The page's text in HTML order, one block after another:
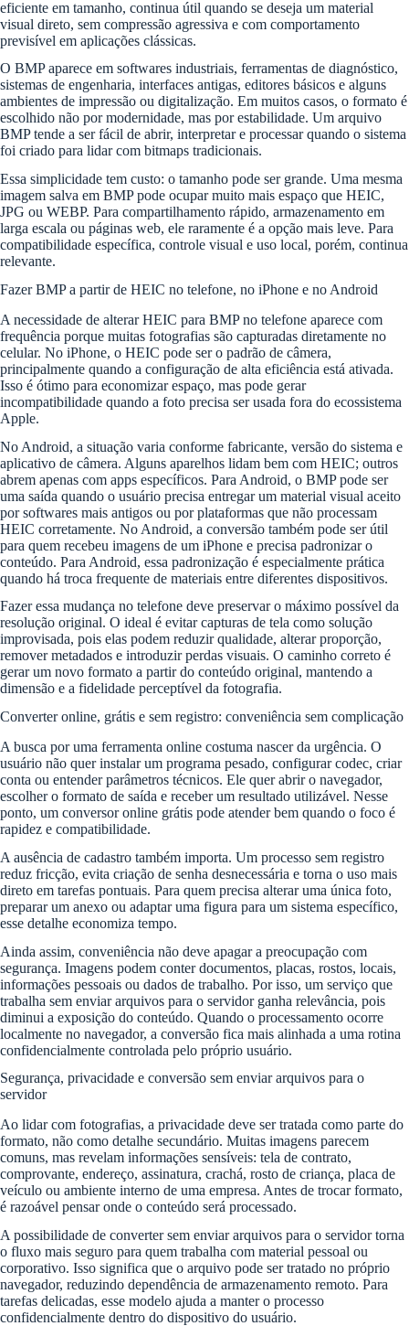
eficiente em tamanho, continua útil quando se deseja um material
visual direto, sem compressão agressiva e com comportamento
previsível em aplicações clássicas.
O BMP aparece em softwares industriais, ferramentas de diagnóstico,
sistemas de engenharia, interfaces antigas, editores básicos e alguns
ambientes de impressão ou digitalização. Em muitos casos, o formato é
escolhido não por modernidade, mas por estabilidade. Um arquivo
BMP tende a ser fácil de abrir, interpretar e processar quando o sistema
foi criado para lidar com bitmaps tradicionais.
Essa simplicidade tem custo: o tamanho pode ser grande. Uma mesma
imagem salva em BMP pode ocupar muito mais espaço que HEIC,
JPG ou WEBP. Para compartilhamento rápido, armazenamento em
larga escala ou páginas web, ele raramente é a opção mais leve. Para
compatibilidade específica, controle visual e uso local, porém, continua
relevante.
Fazer BMP a partir de HEIC no telefone, no iPhone e no Android
A necessidade de alterar HEIC para BMP no telefone aparece com
frequência porque muitas fotografias são capturadas diretamente no
celular. No iPhone, o HEIC pode ser o padrão de câmera,
principalmente quando a configuração de alta eficiência está ativada.
Isso é ótimo para economizar espaço, mas pode gerar
incompatibilidade quando a foto precisa ser usada fora do ecossistema
Apple.
No Android, a situação varia conforme fabricante, versão do sistema e
aplicativo de câmera. Alguns aparelhos lidam bem com HEIC; outros
abrem apenas com apps específicos. Para Android, o BMP pode ser
uma saída quando o usuário precisa entregar um material visual aceito
por softwares mais antigos ou por plataformas que não processam
HEIC corretamente. No Android, a conversão também pode ser útil
para quem recebeu imagens de um iPhone e precisa padronizar o
conteúdo. Para Android, essa padronização é especialmente prática
quando há troca frequente de materiais entre diferentes dispositivos.
Fazer essa mudança no telefone deve preservar o máximo possível da
resolução original. O ideal é evitar capturas de tela como solução
improvisada, pois elas podem reduzir qualidade, alterar proporção,
remover metadados e introduzir perdas visuais. O caminho correto é
gerar um novo formato a partir do conteúdo original, mantendo a
dimensão e a fidelidade perceptível da fotografia.
Converter online, grátis e sem registro: conveniência sem complicação
A busca por uma ferramenta online costuma nascer da urgência. O
usuário não quer instalar um programa pesado, configurar codec, criar
conta ou entender parâmetros técnicos. Ele quer abrir o navegador,
escolher o formato de saída e receber um resultado utilizável. Nesse
ponto, um conversor online grátis pode atender bem quando o foco é
rapidez e compatibilidade.
A ausência de cadastro também importa. Um processo sem registro
reduz fricção, evita criação de senha desnecessária e torna o uso mais
direto em tarefas pontuais. Para quem precisa alterar uma única foto,
preparar um anexo ou adaptar uma figura para um sistema específico,
esse detalhe economiza tempo.
Ainda assim, conveniência não deve apagar a preocupação com
segurança. Imagens podem conter documentos, placas, rostos, locais,
informações pessoais ou dados de trabalho. Por isso, um serviço que
trabalha sem enviar arquivos para o servidor ganha relevância, pois
diminui a exposição do conteúdo. Quando o processamento ocorre
localmente no navegador, a conversão fica mais alinhada a uma rotina
confidencialmente controlada pelo próprio usuário.
Segurança, privacidade e conversão sem enviar arquivos para o
servidor
Ao lidar com fotografias, a privacidade deve ser tratada como parte do
formato, não como detalhe secundário. Muitas imagens parecem
comuns, mas revelam informações sensíveis: tela de contrato,
comprovante, endereço, assinatura, crachá, rosto de criança, placa de
veículo ou ambiente interno de uma empresa. Antes de trocar formato,
é razoável pensar onde o conteúdo será processado.
A possibilidade de converter sem enviar arquivos para o servidor torna
o fluxo mais seguro para quem trabalha com material pessoal ou
corporativo. Isso significa que o arquivo pode ser tratado no próprio
navegador, reduzindo dependência de armazenamento remoto. Para
tarefas delicadas, esse modelo ajuda a manter o processo
confidencialmente dentro do dispositivo do usuário.